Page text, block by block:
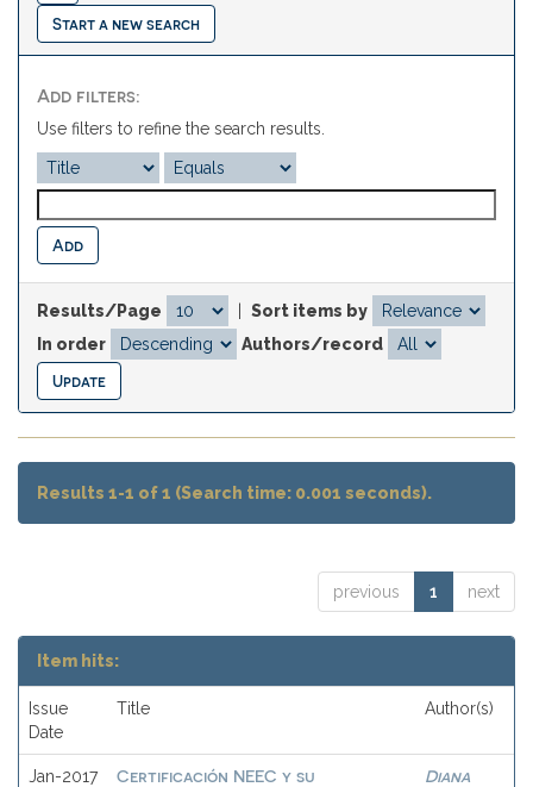
Start a new search
Add filters:
Use filters to refine the search results.
Results/Page
Sort items by
In order
Authors/record
Results 1-1 of 1 (Search time: 0.001 seconds).
previous 1 next
Item hits:
Issue
Date
Title Author(s)
Jan-2017
Certificación NEEC y su
Diana